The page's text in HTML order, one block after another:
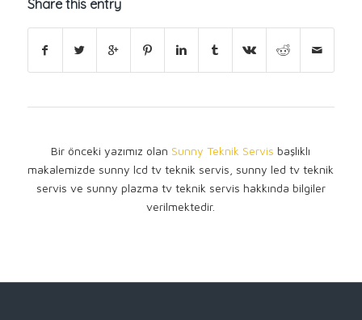
Share this entry
Bir önceki yazımız olan Sunny Teknik Servis başlıklı
makalemizde sunny lcd tv teknik servis, sunny led tv teknik
servis ve sunny plazma tv teknik servis hakkında bilgiler
verilmektedir.